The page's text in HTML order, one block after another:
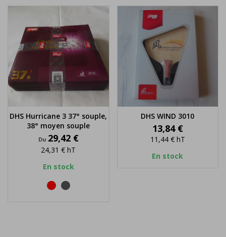
DHS Hurricane 3 37° souple,
38° moyen souple
Du Prix
29,42 €
24,31 €hT
En stock
rougenoir
DHS WIND 3010
Prix
13,84 €
11,44 € hT
En stock